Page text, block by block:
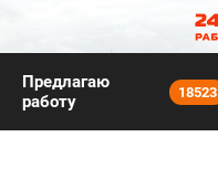
Предлагаю
работу
18523